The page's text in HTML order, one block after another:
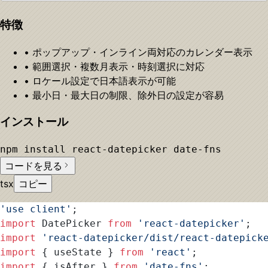
特徴
• ポップアップ・インライン両対応のカレンダー表示
• 範囲選択・複数月表示・時刻選択に対応
• ロケール設定で日本語表示が可能
• 最小日・最大日の制限、除外日の設定が容易
インストール
npm install react-datepicker date-fns
コードを見る
tsx コピー
'use client' ;
import
DatePicker from 'react-datepicker' ;
import
'react-datepicker/dist/react-
import
{ useState } from 'react' ;